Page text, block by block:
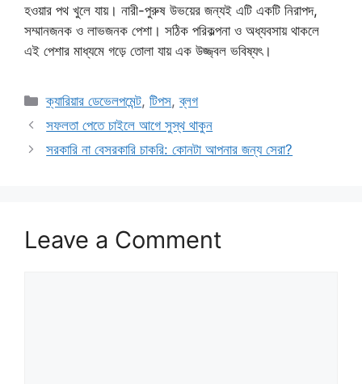
হওয়ার পথ খুলে যায়। নারী-পুরুষ উভয়ের জন্যই এটি একটি নিরাপদ,
সম্মানজনক ও লাভজনক পেশা। সঠিক পরিকল্পনা ও অধ্যবসায় থাকলে
এই পেশার মাধ্যমে গড়ে তোলা যায় এক উজ্জ্বল ভবিষ্যৎ।
Categories
ক্যারিয়ার ডেভেলপমেন্ট,টিপস,ব্লগ
সফলতা পেতে চাইলে আগে সুস্থ থাকুন
সরকারি না বেসরকারি চাকরি: কোনটা আপনার জন্য সেরা?
Leave a Comment